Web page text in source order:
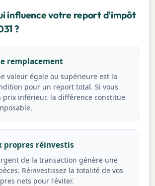
influence votre report d'impôt
?
remplacement
valeur égale ou supérieure est la
pour un report total. Si vous
prix inférieur, la différence constitue
propres réinvestis
de la transaction génère une
Réinvestissez la totalité de vos
nets pour l'éviter.